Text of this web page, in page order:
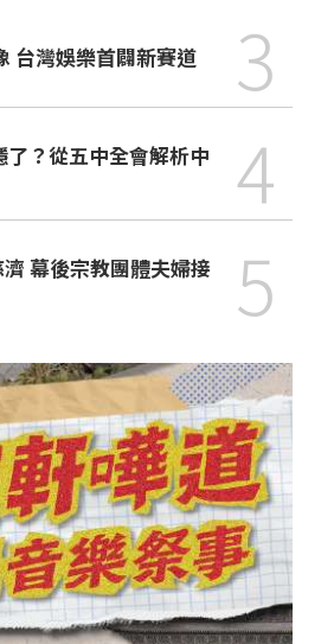
台灣娛樂首闢新賽道 3
4
幕後宗教團體夫婦接
5